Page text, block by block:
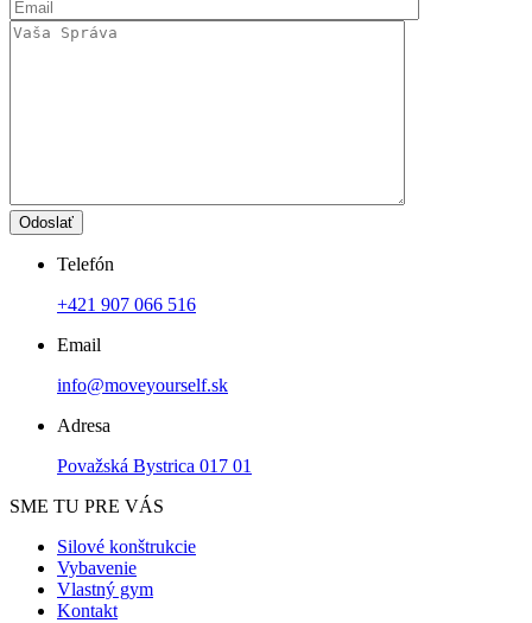
Odoslať
Telefón
+421 907 066 516
Email
info@moveyourself.sk
Adresa
Považská Bystrica 017 01
SME TU PRE VÁS
Silové konštrukcie
Vybavenie
Vlastný gym
Kontakt